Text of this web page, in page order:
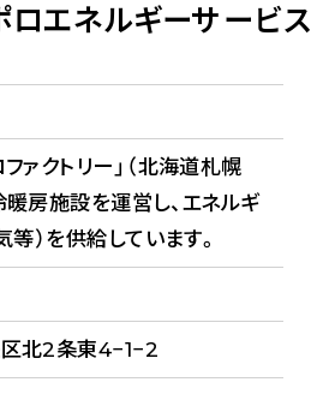
エネルギーサービス
ァクトリー」（北海道札幌
房施設を運営し、エネルギ
等）を供給しています。
北2条東4−1−2